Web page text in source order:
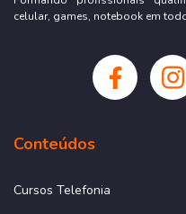
celular, games, notebook em
Conteúdos
Cursos Telefonia